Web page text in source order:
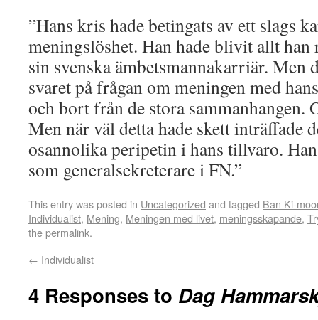
”Hans kris hade betingats av ett slags
meningslöshet. Han hade blivit allt
sin svenska ämbetsmannakarriär. Men
svaret på frågan om meningen med
och bort från de stora sammanhangen.
Men när väl detta hade skett inträffade
osannolika peripetin i hans tillvaro.
som generalsekreterare i FN.”
This entry was posted in Uncategorized and tagged Ban Ki-
Individualist, Mening, Meningen med livet, meningsskapande,
thepermalink.
← Individualist
4 Responses to Dag